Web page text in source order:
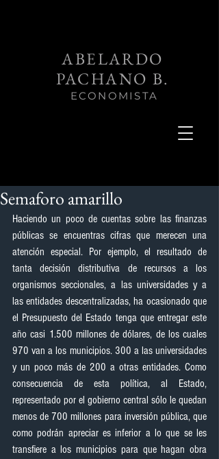
ABELARDO
PACHANO B.
ECONOMISTA
Semaforo amarillo
Haciendo un poco de cuentas sobre las finanzas
públicas se encuentras cifras que merecen una
atención especial. Por ejemplo, el resultado de
tanta decisión distributiva de recursos a los
organismos seccionales, a las universidades y a
las entidades descentralizadas, ha ocasionado que
el Presupuesto del Estado tenga que entregar este
año casi 1.500 millones de dólares, de los cuales
970 van a los municipios. 300 a las universidades
y un poco más de 200 a otras entidades. Como
consecuencia de esta política, al Estado,
representado por el gobierno central sólo le quedan
menos de 700 millones para inversión pública, que
como podrán apreciar es inferior a lo que se les
transfiere a los municipios para que hagan obra